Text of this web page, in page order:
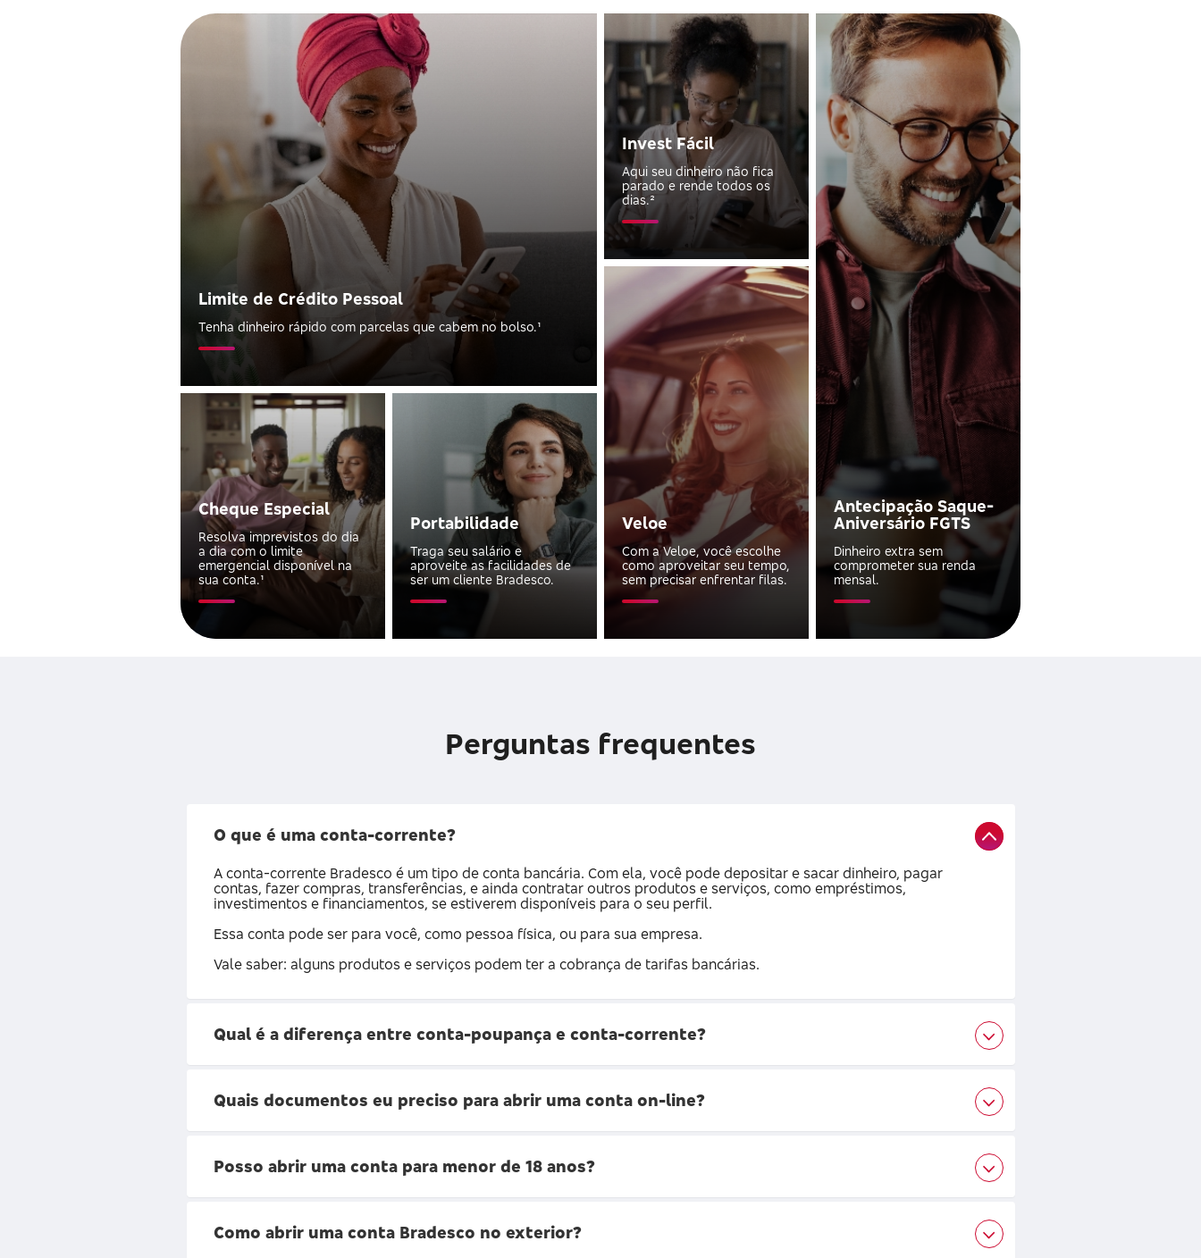
Limite de Crédito Pessoal
Tenha dinheiro rápido com parcelas que cabem no bolso.​¹
Cheque Especial
Resolva imprevistos do dia
a dia com o limite
emergencial disponível na
sua conta.​¹
Portabilidade
Traga seu salário e
aproveite as facilidades de
ser um cliente Bradesco.
Invest Fácil
Aqui seu dinheiro não fica
parado e rende todos os
dias.²
Veloe
Com a Veloe, você escolhe
como aproveitar seu tempo,
sem precisar enfrentar filas.
Antecipação Saque-
Aniversário FGTS
Dinheiro extra sem
comprometer sua renda
mensal.
Perguntas frequentes
O que é uma conta-corrente?
A conta-corrente Bradesco é um tipo de conta bancária. Com ela, você pode depositar e sacar dinheiro, pagar
contas, fazer compras, transferências, e ainda contratar outros produtos e serviços, como empréstimos,
investimentos e financiamentos, se estiverem disponíveis para o seu perfil.
Essa conta pode ser para você, como pessoa física, ou para sua empresa.
Vale saber: alguns produtos e serviços podem ter a cobrança de tarifas bancárias.
Qual é a diferença entre conta-poupança e conta-corrente?
Quais documentos eu preciso para abrir uma conta on-line?
Posso abrir uma conta para menor de 18 anos?
Como abrir uma conta Bradesco no exterior?